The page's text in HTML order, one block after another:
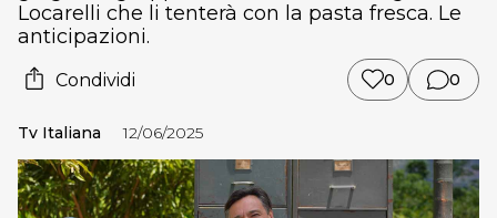
Locarelli che li tenterà con la pasta fresca. Le
anticipazioni.
Condividi 0 0
Tv Italiana 12/06/2025